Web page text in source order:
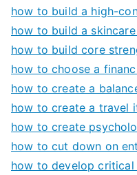
how to build a high-
how to build a
how to build core
how to choose a
how to create a
how to create a travel
how to create
how to cut down on
how to develop